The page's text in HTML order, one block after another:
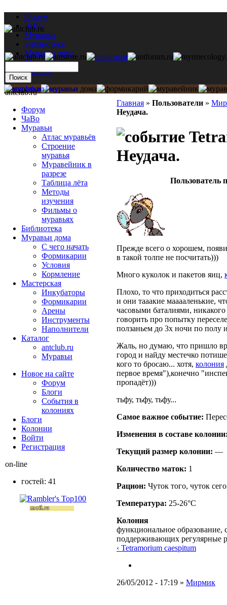
Форум
ЧаВо
Муравьи
Библиотека
Муравьи дома
Мастерская
Каталог
Главная » Пользователи »
Неудача.
Неудача.
Пользователь
Прежде всего о хорошем,
в такой толпе не посчитать)))
Много куколок и пакетов яиц,
Плохо, то что приходиться
и они тааакие мааааленькие,
часовыми баталиями,
говорить про попытку
ползаньем до 3х ночи по полу
Жаль, но думаю, что пришло
город и найду местечко
кого то бросаю... хотя, колония
первое время"),конечно
пропадёт)))
тьфу, тьфу, тьфу...
Самое важное событие:
Изменения в составе
Текущий размер кoлонии: —
Количество маток: 1
Рацион: Чуток того, чуток
Температура: 25-26°C
Колония
функциональное образование,
поддерживающих регулярные
‹ Tetramorium caespitum
26/05/2012 - 17:19 » Мирмик
antclub.ru
Форум
ЧаВо
Муравьи
Атлас муравьёв
Строение
муравья
Муравейник в
разрезе
Таблица лёта
Методы
изучения
Фильмы о
муравьях
Библиотека
Муравьи дома
С чего начать
Формикарии
Условия
Кормление
Мастерская
Инкубаторы
Формикарии
Арены
Инструменты
Наполнители
Каталог
antclub.ru
Муравьи
Новое на сайте
Форум
Блоги
События в
колониях
Блоги
Колонии
Войти
Peгиcтpaция
on-line
гостей: 41